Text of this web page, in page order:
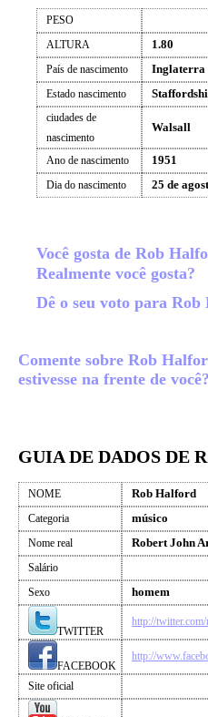
PESO
ALTURA
1.80
País de nascimento Inglaterra
Estado nascimento
ciudades de
nascimento
Walsall
Ano de nascimento 1951
Dia do nascimento 25 de
Você gosta de Rob
Realmente você gosta?
Dê o seu voto para
Comente sobre Rob
estivesse na frente de
GUIA DE DADOS DE
NOME Rob Halford
Categoria músico
Nome real Robert John
Salário
Sexo
homem
TWITTER
http://
FACEBOOK
http://
Site oficial